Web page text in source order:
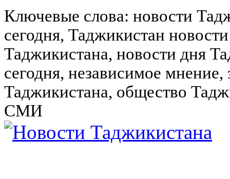
Ключевые слова: новости
сегодня, Таджикистан
Таджикистана, новости дня
сегодня, независимое
Таджикистана, общество
СМИ